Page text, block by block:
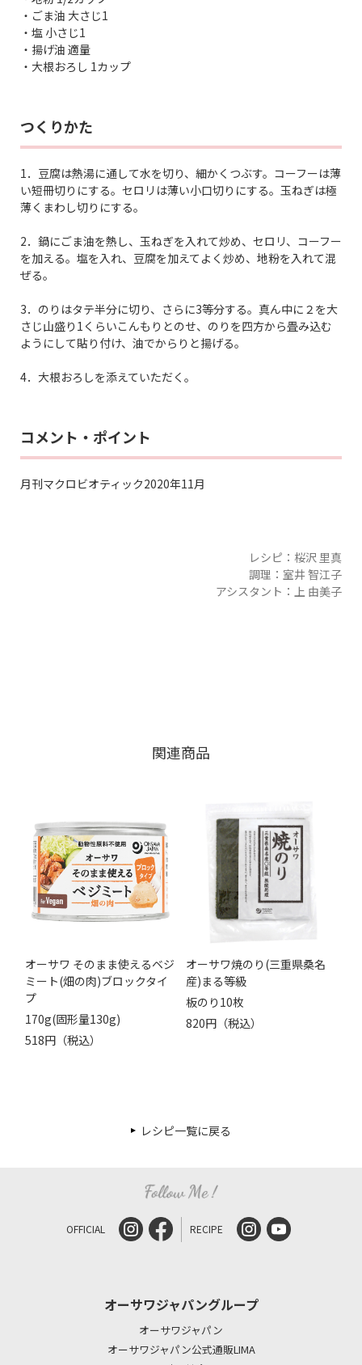
・ごま油 大さじ1
・塩 小さじ1
・揚げ油 適量
・大根おろし 1カップ
つくりかた
1．豆腐は熱湯に通して水を切り、細かくつぶす。コーフーは薄
い短冊切りにする。セロリは薄い小口切りにする。玉ねぎは極
薄くまわし切りにする。
2．鍋にごま油を熱し、玉ねぎを入れて炒め、セロリ、コーフー
を加える。塩を入れ、豆腐を加えてよく炒め、地粉を入れて混
ぜる。
3．のりはタテ半分に切り、さらに3等分する。真ん中に２を大
さじ山盛り1くらいこんもりとのせ、のりを四方から畳み込む
ようにして貼り付け、油でからりと揚げる。
4．大根おろしを添えていただく。
コメント・ポイント
月刊マクロビオティック2020年11月
レシピ：桜沢 里真
調理：室井 智江子
アシスタント：上 由美子
関連商品
オーサワ そのまま使えるベジ
ミート(畑の肉)ブロックタイ
プ
170g(固形量130g)
518円（税込）
オーサワ焼のり(三重県桑名
産)まる等級
板のり10枚
820円（税込）
レシピ一覧に戻る
OFFICIAL RECIPE
オーサワジャパングループ
オーサワジャパン
オーサワジャパン公式通販LIMA